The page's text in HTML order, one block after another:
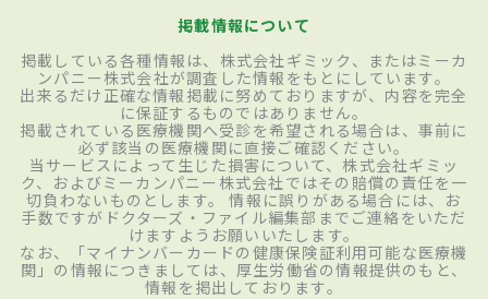
掲載情報について
掲載している各種情報は、株式会社ギミック、またはミーカ
ンパニー株式会社が調査した情報をもとにしています。
出来るだけ正確な情報掲載に努めておりますが、内容を完全
に保証するものではありません。
掲載されている医療機関へ受診を希望される場合は、事前に
必ず該当の医療機関に直接ご確認ください。
当サービスによって生じた損害について、株式会社ギミッ
ク、およびミーカンパニー株式会社ではその賠償の責任を一
切負わないものとします。 情報に誤りがある場合には、お
手数ですがドクターズ・ファイル編集部までご連絡をいただ
けますようお願いいたします。
なお、「マイナンバーカードの健康保険証利用可能な医療機
関」の情報につきましては、厚生労働省の情報提供のもと、
情報を掲出しております。